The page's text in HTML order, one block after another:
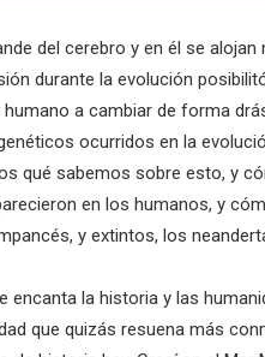
del cerebro y en él se
durante la evolución
a cambiar de forma
ocurridos en la
qué sabemos sobre esto, y
en los humanos, y
y extintos, los
encanta la historia y las
que quizás resuena más